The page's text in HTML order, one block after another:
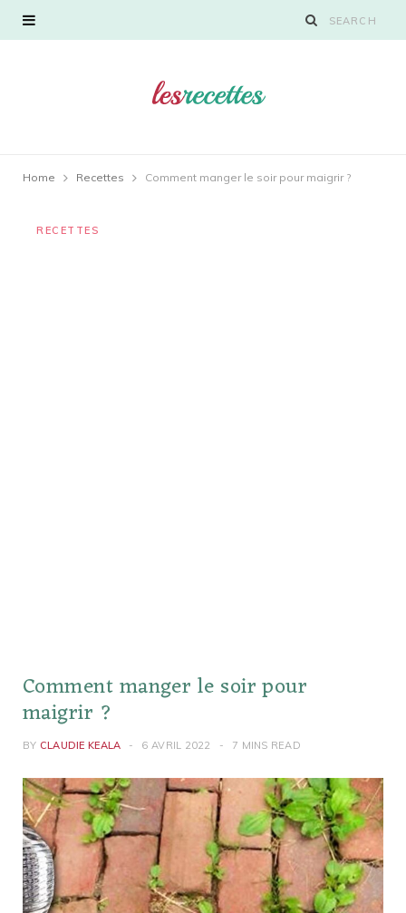
Home Recettes Comment manger le soir pour maigrir ?
RECETTES
Comment manger le soir pour
maigrir ?
BY CLAUDIE KEALA 6 AVRIL 2022 7 MINS READ